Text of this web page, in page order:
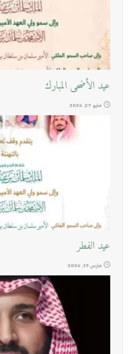
عيد الأضحى المبارك
مايو 27, 2026
عيد الفطر
مارس 19, 2026